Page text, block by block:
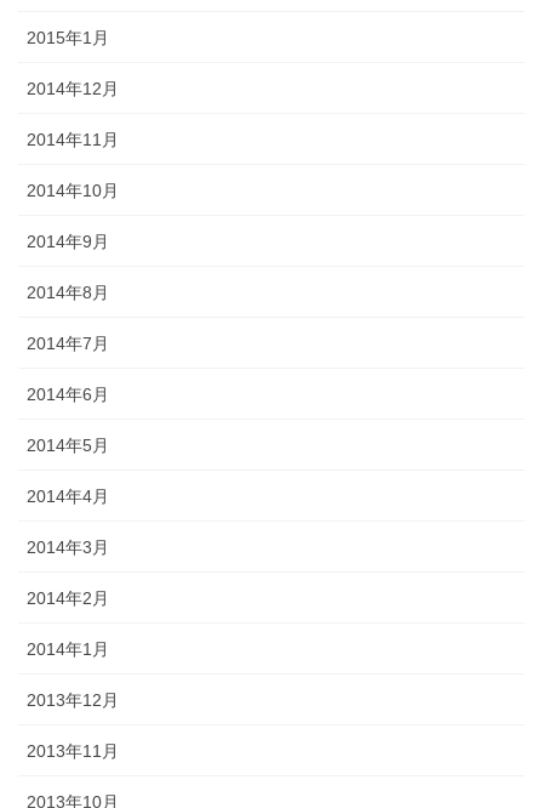
2015年1月
2014年12月
2014年11月
2014年10月
2014年9月
2014年8月
2014年7月
2014年6月
2014年5月
2014年4月
2014年3月
2014年2月
2014年1月
2013年12月
2013年11月
2013年10月